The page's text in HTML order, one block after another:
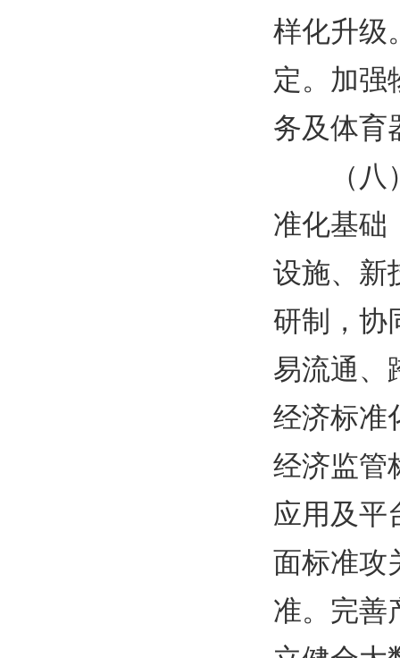
样化升级
定。加强
务及体育
（
准化基础
设施、新
研制，协
易流通、
经济标准
经济监管
应用及平
面标准攻
准。完善